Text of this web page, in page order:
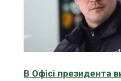
В Офісі президента